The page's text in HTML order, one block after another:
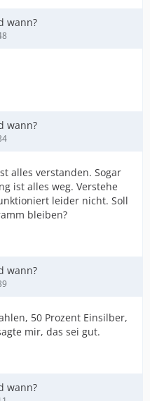
wann?
wann?
alles verstanden. Sogar
ist alles weg. Verstehe
leider nicht. Soll
bleiben?
wann?
50 Prozent Einsilber,
mir, das sei gut.
wann?